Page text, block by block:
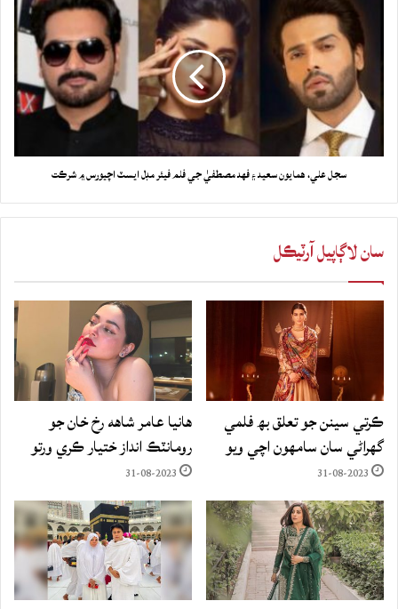
سجل علي، همايون سعيد ۽ فهد مصطفيٰ جي فلم فيئر مڊل ايسٽ اچيورس ۾ شرڪت
سان لاڳاپيل آرٽيڪل
ڪرتي سينن جو تعلق بھ فلمي
گهراڻي سان سامهون اچي ويو
31-08-2023
هانيا عامر شاهه رخ خان جو
رومانٽڪ انداز ختيار ڪري ورتو
31-08-2023